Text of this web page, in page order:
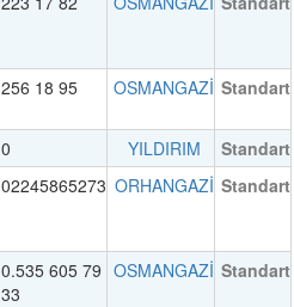
256 18 95 OSMANGAZİ Standart
0 YILDIRIM
Standart
02245865273 ORHANGAZİ Standart
0.535 605 79
33
OSMANGAZİ Standart